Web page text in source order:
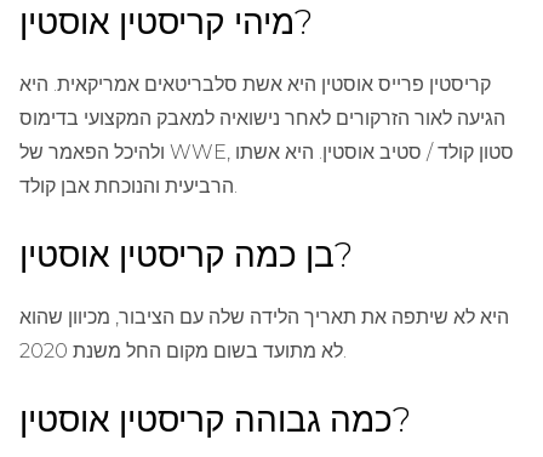
מיהי קריסטין אוסטין?
קריסטין פרייס אוסטין היא אשת סלבריטאים אמריקאית. היא
הגיעה לאור הזרקורים לאחר נישואיה למאבק המקצועי בדימוס
ולהיכל הפאמר של WWE, סטון קולד / סטיב אוסטין. היא אשתו
הרביעית והנוכחת אבן קולד.
בן כמה קריסטין אוסטין?
היא לא שיתפה את תאריך הלידה שלה עם הציבור, מכיוון שהוא
לא מתועד בשום מקום החל משנת 2020.
כמה גבוהה קריסטין אוסטין?